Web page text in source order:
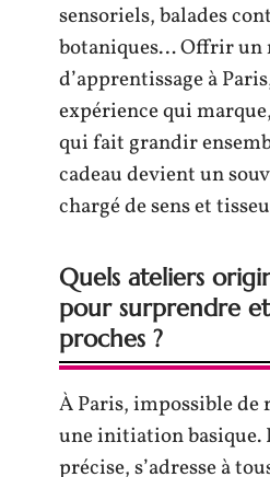
sensoriels, balades
botaniques… Offrir un
d’apprentissage à
expérience qui
qui fait grandir
cadeau devient un
chargé de sens et
Quels ateliers
pour surprendre
proches ?
À Paris, impossible de
une initiation basique.
précise, s’adresse à